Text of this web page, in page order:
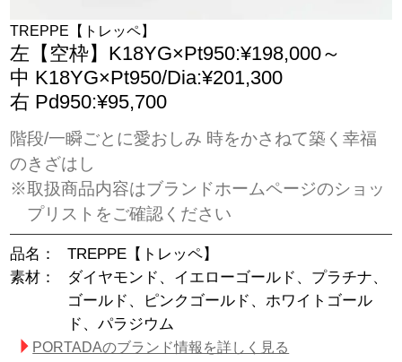
TREPPE【トレッペ】
左【空枠】K18YG×Pt950:¥198,000～
中 K18YG×Pt950/Dia:¥201,300
右 Pd950:¥95,700
階段/一瞬ごとに愛おしみ 時をかさねて築く幸福
のきざはし
※取扱商品内容はブランドホームページのショッ
プリストをご確認ください
品名：
TREPPE【トレッペ】
素材：
ダイヤモンド、イエローゴールド、プラチナ、
ゴールド、ピンクゴールド、ホワイトゴール
ド、パラジウム
PORTADAのブランド情報を詳しく見る